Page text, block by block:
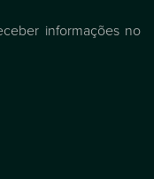
informações no